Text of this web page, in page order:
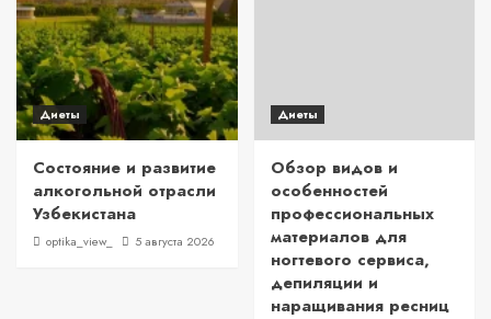
Диеты
Состояние и развитие
алкогольной отрасли
Узбекистана
optika_view_ 5 августа 2026
Диеты
Обзор видов и
особенностей
профессиональных
материалов для
ногтевого сервиса,
депиляции и
наращивания ресниц